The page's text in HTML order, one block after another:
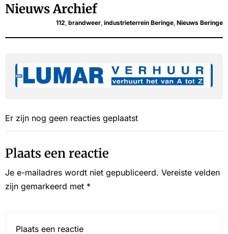
Nieuws Archief
112 brandweer industrieterrein Beringe Nieuws Beringe
Er zijn nog geen reacties geplaatst
Plaats een reactie
Je e-mailadres wordt niet gepubliceerd. Vereiste velden
zijn gemarkeerd met *